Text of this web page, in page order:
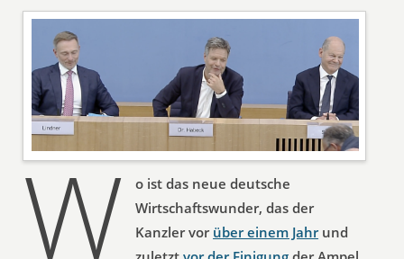
W
o ist das neue deutsche
Wirtschaftswunder, das der
Kanzler vor über einem Jahrund